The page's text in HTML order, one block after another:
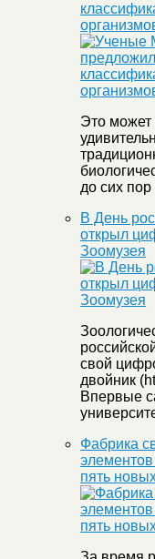
Это может
до сих пор
В День
открыл
Зоомузея
свой
двойник
Впервые
Фабрика
пять